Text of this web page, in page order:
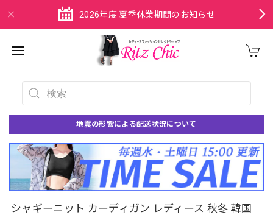
2026年度 夏季休業期間のお知らせ
地震の影響による配送状況について
シャギーニット カーディガン レディース 秋冬 韓国